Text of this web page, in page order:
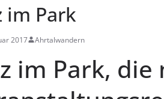
im Park
2017 Ahrtalwandern
im Park, die